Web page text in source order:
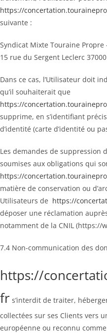
https://
suivante :
Syndicat Mixte Touraine Propre
15 rue du Sergent Leclerc
Dans ce cas, l’Utilisateur doit
qu’il souhaiterait que
https://
supprime, en s’identifiant
d’identité (carte d’identité ou
Les demandes de suppression
soumises aux obligations qui
https://
matière de conservation ou
Utilisateurs de https://
déposer une réclamation
notamment de la CNIL
7.4 Non-communication des
https://
fr s’interdit de traiter,
collectées sur ses Clients vers
européenne ou reconnu